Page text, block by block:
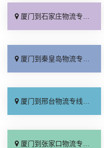
厦门到石家庄物流专线_多久能到「诚信为先」
厦门到秦皇岛物流专线_高速快运「整车配货」
厦门到邢台物流专线_需要几天「要多少钱」
厦门到张家口物流专线_专线快运「运价查询」